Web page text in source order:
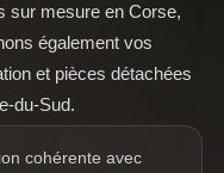
sur mesure en Corse,
également vos
et pièces détachées
du-Sud.
cohérente avec